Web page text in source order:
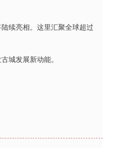
续亮相。这里汇聚全球超过
城发展新动能。